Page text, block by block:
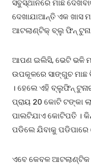
ସବୁସ୍ଥାନରେ ମାଛ
ଦେଖାଯାଆନ୍ତି ଏକ ଖାସ
ଆଟଲାଣ୍ଟିକ୍ ବ୍ଲୁ ଫିନ୍ ଟୁନା
ଆପଣ ଇଲିସି, ଭେଟି ଭଳି
ଉପକୂଳରେ ସାଙ୍ଗୁଚ ମାଛ
। ହେଲେ ଏହି ବ୍ଲୁଫିନ୍
ପ୍ରାୟ 20 କୋଟି ଟଙ୍କା
ପାଲଟିଯାଏ କୋଟିପତି ।
ପଡିଲେ ଯିବାକୁ ପଡିପାରେ
ଏବେ କେବଳ ଆଟଲାଣ୍ଟିକ